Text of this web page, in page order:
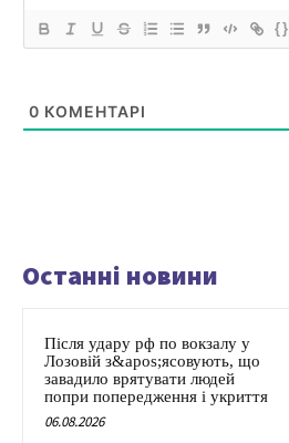
{}
0 КОМЕНТАРІ
Останні новини
Після удару рф по вокзалу у
Лозовій з&apos;ясовують, що
завадило врятувати людей
попри попередження і укриття
06.08.2026